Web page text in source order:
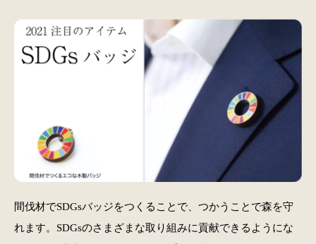
間伐材でSDGsバッジをつくることで、つかうことで森を守
れます。SDGsのさまざまな取り組みに貢献できるようにな